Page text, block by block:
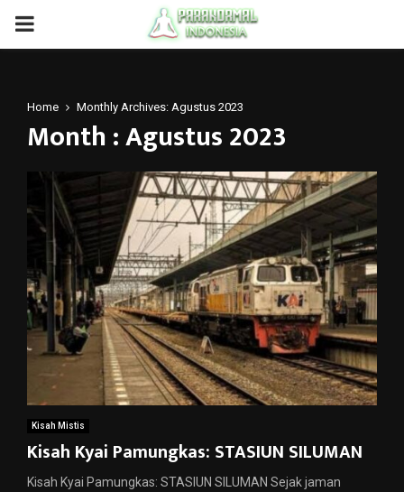
PRIMARY
Home Monthly Archives: Agustus 2023
Month : Agustus 2023
Kisah Mistis
Kisah Kyai Pamungkas: STASIUN SILUMAN
Kisah Kyai Pamungkas: STASIUN SILUMAN Sejak jaman